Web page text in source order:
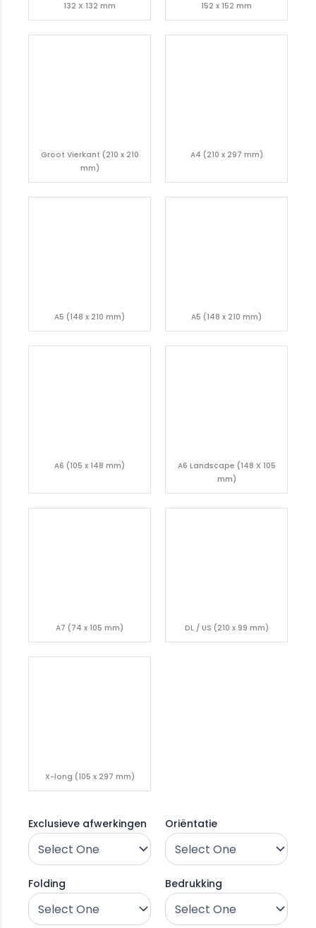
132 X 132 mm 152 x 152 mm
Groot Vierkant (210 x 210
mm)
A4 (210 x 297 mm)
A5 (148 x 210 mm) A5 (148 x 210 mm)
A6 (105 x 148 mm)
A6 Landscape (148 X 105
mm)
A7 (74 x 105 mm) DL / US (210 x 99 mm)
X-long (105 x 297 mm)
Exclusieve afwerkingen Oriëntatie
Folding Bedrukking